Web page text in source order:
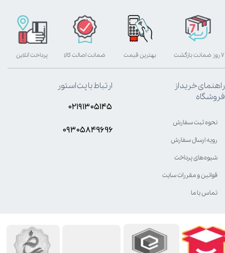
بهترین قیمت پرداخت آنلاین ۷ روز ضمانت بازگشت ضمانت اصالت کالا
راهنمای خرید از
فروشگاه
نحوه ثبت سفارش
رویه ارسال سفارش
شیوه‌های پرداخت
قوانین و مقررات سایت
تماس با ما
ارتباط با پت استور
۰۲۱۹۱۳۰۵۱۴۵
۰۹۳۰۵8۴9696